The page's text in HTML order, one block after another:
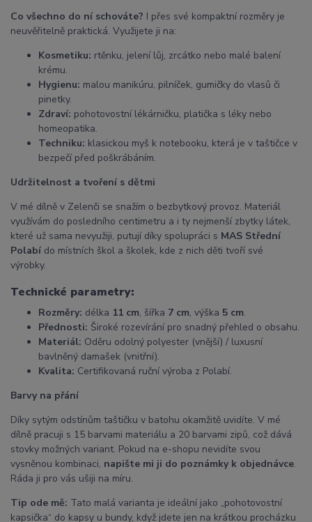
Co všechno do ní schováte? I přes své kompaktní rozměry je
neuvěřitelně praktická. Využijete ji na:
Kosmetiku: rtěnku, jelení lůj, zrcátko nebo malé balení
krému.
Hygienu: malou manikúru, pilníček, gumičky do vlasů či
pinetky.
Zdraví: pohotovostní lékárničku, platička s léky nebo
homeopatika.
Techniku: klasickou myš k notebooku, která je v taštičce v
bezpečí před poškrábáním.
Udržitelnost a tvoření s dětmi
V mé dílně v Zelenči se snažím o bezbytkový provoz. Materiál
využívám do posledního centimetru a i ty nejmenší zbytky látek,
které už sama nevyužiji, putují díky spolupráci s MAS Střední
Polabí do místních škol a školek, kde z nich děti tvoří své
výrobky.
Technické parametry:
Rozměry: délka 11 cm, šířka 7 cm, výška 5 cm.
Přednosti: Široké rozevírání pro snadný přehled o obsahu.
Materiál: Oděru odolný polyester (vnější) / luxusní
bavlněný damašek (vnitřní).
Kvalita: Certifikovaná ruční výroba z Polabí.
Barvy na přání
Díky sytým odstínům taštičku v batohu okamžitě uvidíte. V mé
dílně pracuji s 15 barvami materiálu a 20 barvami zipů, což dává
stovky možných variant. Pokud na e-shopu nevidíte svou
vysněnou kombinaci, napište mi ji do poznámky k objednávce.
Ráda ji pro vás ušiji na míru.
Tip ode mě: Tato malá varianta je ideální jako „pohotovostní
kapsička“ do kapsy u bundy, když jdete jen na krátkou procházku